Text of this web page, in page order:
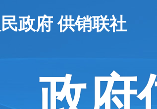
政府 供销联社